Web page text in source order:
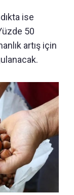
ise
50
artış için